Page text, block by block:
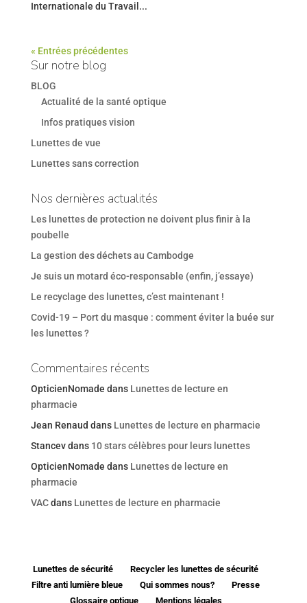
Internationale du Travail...
« Entrées précédentes
Sur notre blog
BLOG
Actualité de la santé optique
Infos pratiques vision
Lunettes de vue
Lunettes sans correction
Nos dernières actualités
Les lunettes de protection ne doivent plus finir à la
poubelle
La gestion des déchets au Cambodge
Je suis un motard éco-responsable (enfin, j’essaye)
Le recyclage des lunettes, c’est maintenant !
Covid-19 – Port du masque : comment éviter la buée sur
les lunettes ?
Commentaires récents
OpticienNomade dans Lunettes de lecture en
pharmacie
Jean Renaud dans Lunettes de lecture en pharmacie
Stancevdans 10 stars célèbres pour leurs lunettes
OpticienNomade dans Lunettes de lecture en
pharmacie
VACdans Lunettes de lecture en pharmacie
Lunettes de sécurité
Recycler les lunettes de sécurité
Filtre anti lumière bleue
Qui sommes nous?
Presse
Glossaire optique
Mentions légales